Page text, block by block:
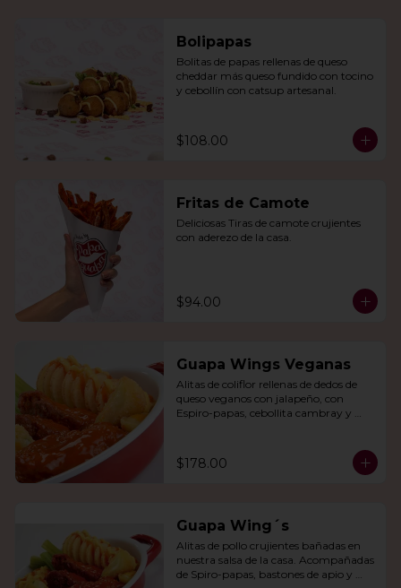
Bolipapas
Bolitas de papas rellenas de queso
cheddar más queso fundido con tocino
y cebollín con catsup artesanal.
$108.00
Fritas de Camote
Deliciosas Tiras de camote crujientes
con aderezo de la casa.
$94.00
Guapa Wings Veganas
Alitas de coliflor rellenas de dedos de
queso veganos con jalapeño, con
Espiro-papas, cebollita cambray y
$178.00
Guapa Wing´s
Alitas de pollo crujientes bañadas en
nuestra salsa de la casa. Acompañadas
de Spiro-papas, bastones de apio y